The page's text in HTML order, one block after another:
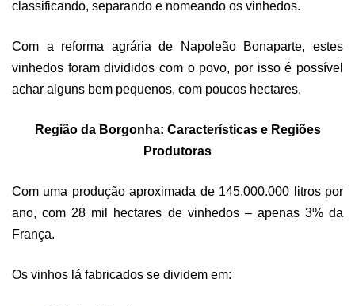
classificando, separando e nomeando os vinhedos.
Com a reforma agrária de Napoleão Bonaparte, estes
vinhedos foram divididos com o povo, por isso é possível
achar alguns bem pequenos, com poucos hectares.
Região da Borgonha: Características e Regiões
Produtoras
Com uma produção aproximada de 145.000.000 litros por
ano, com 28 mil hectares de vinhedos – apenas 3% da
França.
Os vinhos lá fabricados se dividem em: